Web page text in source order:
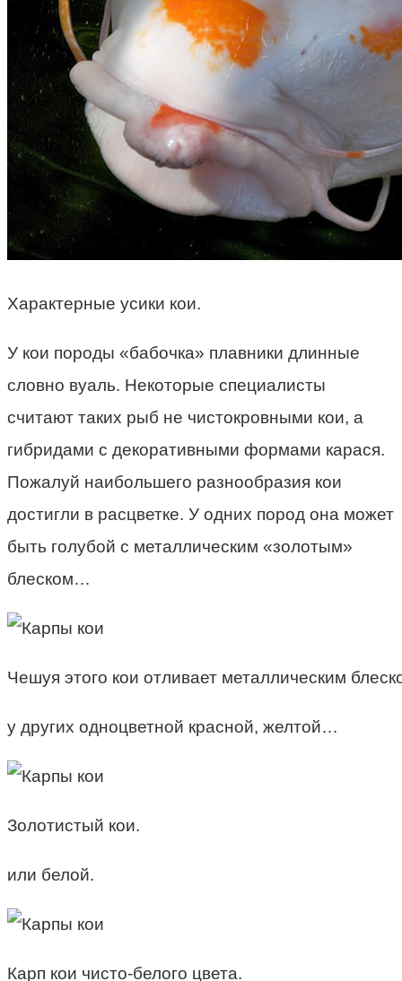
Характерные усики кои.
У кои породы «бабочка» плавники длинные
словно вуаль. Некоторые специалисты
считают таких рыб не чистокровными кои, а
гибридами с декоративными формами карася.
Пожалуй наибольшего разнообразия кои
достигли в расцветке. У одних пород она может
быть голубой с металлическим «золотым»
блеском…
Чешуя этого кои отливает металлическим
у других одноцветной красной, желтой…
Золотистый кои.
или белой.
Карп кои чисто-белого цвета.